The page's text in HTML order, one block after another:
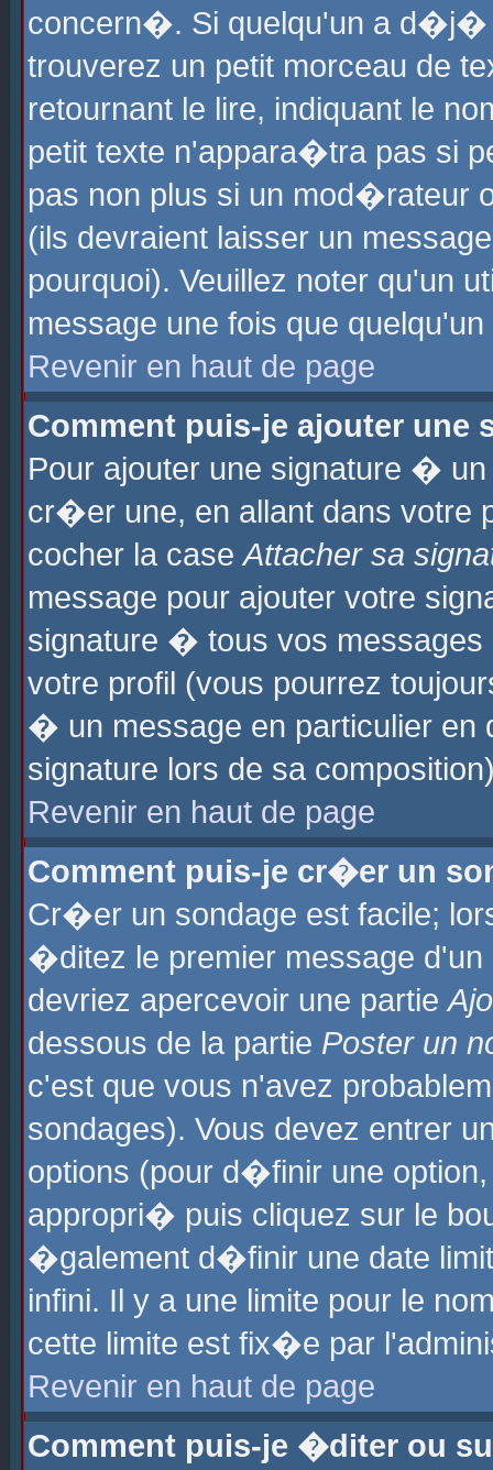
concern�. Si quelqu'un a
trouverez un petit morceau de
retournant le lire, indiquant le
petit texte n'appara�tra pas si
pas non plus si un mod�rateur
(ils devraient laisser un
pourquoi). Veuillez noter qu'un
message une fois que
Revenir en haut de page
Comment puis-je ajouter une
Pour ajouter une signature �
cr�er une, en allant dans
cocher la caseAttacher sa
message pour ajouter votre
signature � tous vos
votre profil (vous pourrez
� un message en particulier
signature lors de sa
Revenir en haut de page
Comment puis-je cr�er un
Cr�er un sondage est facile;
�ditez le premier message
devriez apercevoir une partie
dessous de la partie Poster un
c'est que vous n'avez
sondages). Vous devez entrer
options (pour d�finir une
appropri� puis cliquez sur le
�galement d�finir une date
infini. Il y a une limite pour le
cette limite est fix�e par
Revenir en haut de page
Comment puis-je �diter ou